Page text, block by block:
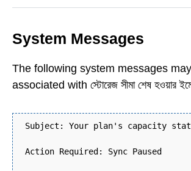
System Messages
The following system messages
associated with স্টোরেজ সীমা শেষ হওয়ার
Subject: Your plan's capacity
Action Required: Sync Paused